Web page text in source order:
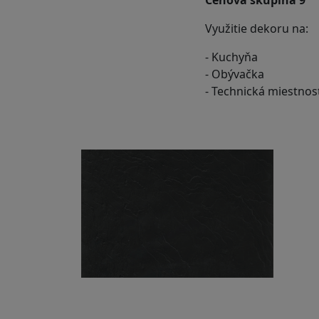
Využitie dekoru na:
- Kuchyňa
- Obývačka
- Technická